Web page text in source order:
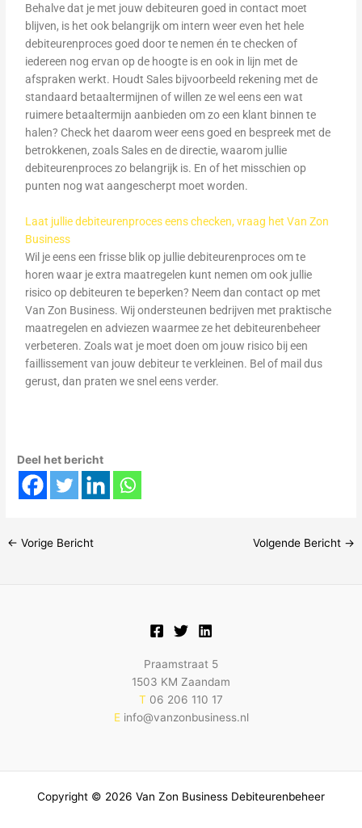
Behalve dat je met jouw debiteuren goed in contact moet
blijven, is het ook belangrijk om intern weer even het hele
debiteurenproces goed door te nemen én te checken of
iedereen nog ervan op de hoogte is en ook in lijn met de
afspraken werkt. Houdt Sales bijvoorbeeld rekening met de
standaard betaaltermijnen of willen ze wel eens een wat
ruimere betaaltermijn aanbieden om zo een klant binnen te
halen? Check het daarom weer eens goed en bespreek met de
betrokkenen, zoals Sales en de directie, waarom jullie
debiteurenproces zo belangrijk is. En of het misschien op
punten nog wat aangescherpt moet worden.
Laat jullie debiteurenproces eens checken, vraag het Van Zon
Business
Wil je eens een frisse blik op jullie debiteurenproces om te
horen waar je extra maatregelen kunt nemen om ook jullie
risico op debiteuren te beperken? Neem dan contact op met
Van Zon Business. Wij ondersteunen bedrijven met praktische
maatregelen en adviezen waarmee ze het debiteurenbeheer
verbeteren. Zoals wat je moet doen om jouw risico bij een
faillissement van jouw debiteur te verkleinen. Bel of mail dus
gerust, dan praten we snel eens verder.
Deel het bericht
← Vorige Bericht Volgende Bericht →
Praamstraat 5
1503 KM Zaandam
T 06 206 110 17
Einfo@vanzonbusiness.nl
Copyright © 2026 Van Zon Business Debiteurenbeheer